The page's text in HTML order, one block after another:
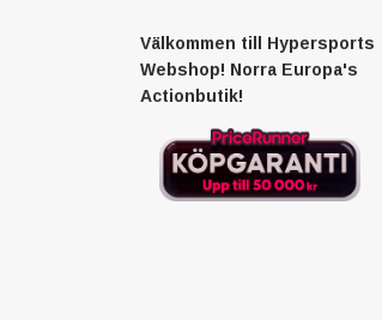
Välkommen till Hypersports
Webshop! Norra Europa's
Actionbutik!